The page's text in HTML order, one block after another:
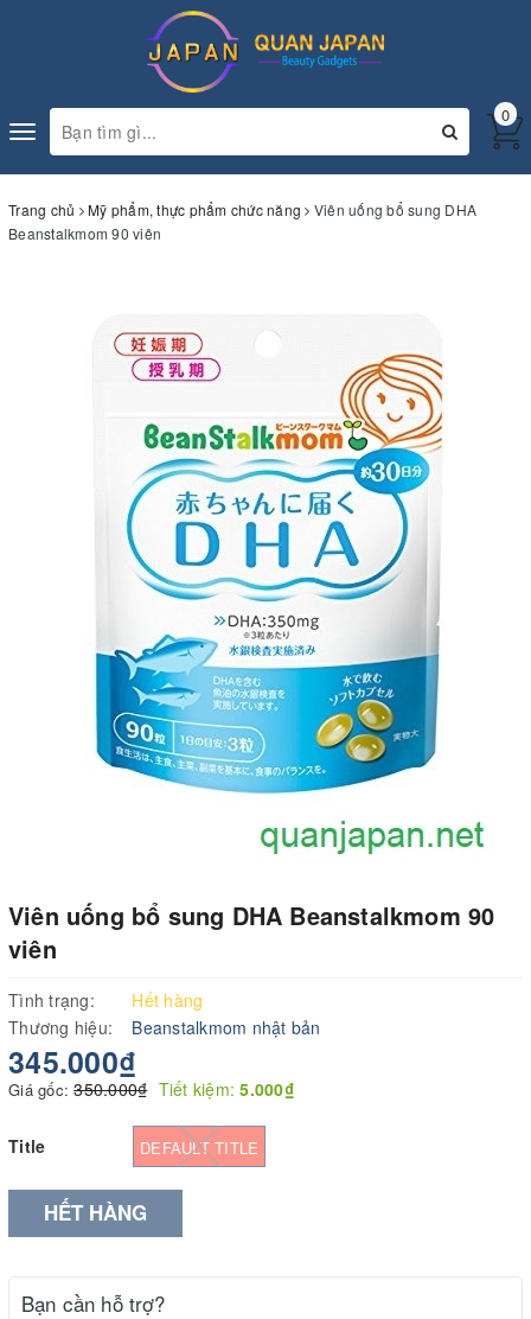
Toggle
navigation
0
Trang chủ Mỹ phẩm, thực phẩm chức năng
Viên uống bổ sung DHA
Beanstalkmom 90 viên
Viên uống bổ sung DHA Beanstalkmom 90
viên
Tình trạng:
Hết hàng
Thương hiệu:
Beanstalkmom nhật bản
345.000₫
Giá gốc:350.000₫ Tiết kiệm:5.000₫
Title DEFAULT TITLE
HẾT HÀNG
Bạn cần hỗ trợ?